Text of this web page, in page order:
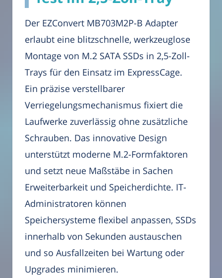
Der EZConvert MB703M2P-B Adapter
erlaubt eine blitzschnelle, werkzeuglose
Montage von M.2 SATA SSDs in 2,5-Zoll-
Trays für den Einsatz im ExpressCage.
Ein präzise verstellbarer
Verriegelungsmechanismus fixiert die
Laufwerke zuverlässig ohne zusätzliche
Schrauben. Das innovative Design
unterstützt moderne M.2-Formfaktoren
und setzt neue Maßstäbe in Sachen
Erweiterbarkeit und Speicher­dichte. IT-
Administratoren können
Speichersysteme flexibel anpassen, SSDs
innerhalb von Sekunden austauschen
und so Ausfallzeiten bei Wartung oder
Upgrades minimieren.